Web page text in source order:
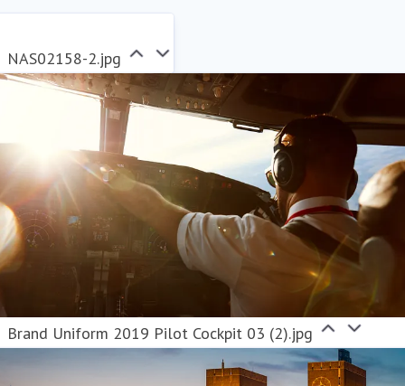
NAS02158-2.jpg
Brand Uniform 2019 Pilot Cockpit 03 (2).jpg